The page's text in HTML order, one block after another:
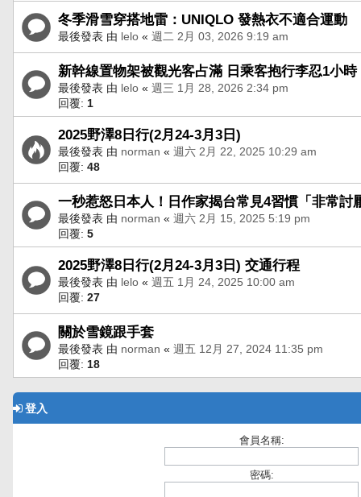
冬季滑雪穿搭地雷：UNIQLO 發熱衣不適合運動
最後發表 由 lelo « 週二 2月 03, 2026 9:19 am
新幹線置物架被觀光客占滿 日乘客抱行李忍1小
最後發表 由 lelo « 週三 1月 28, 2026 2:34 pm
回覆: 1
2025野澤8日行(2月24-3月3日)
最後發表 由 norman « 週六 2月 22, 2025 10:29 am
回覆: 48
一秒惹怒日本人！日作家揭台常見4習慣「非常討
最後發表 由 norman « 週六 2月 15, 2025 5:19 pm
回覆: 5
2025野澤8日行(2月24-3月3日) 交通行程
最後發表 由 lelo « 週五 1月 24, 2025 10:00 am
回覆: 27
關於雪鏡跟手套
最後發表 由 norman « 週五 12月 27, 2024 11:35 pm
回覆: 18
登入
會員名稱:
密碼: